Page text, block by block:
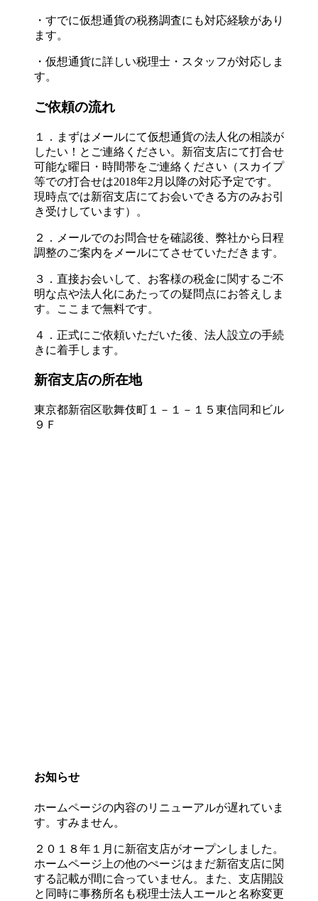
・すでに仮想通貨の税務調査にも対応経験があり
ます。
・仮想通貨に詳しい税理士・スタッフが対応しま
す。
ご依頼の流れ
１．まずはメールにて仮想通貨の法人化の相談が
したい！とご連絡ください。新宿支店にて打合せ
可能な曜日・時間帯をご連絡ください（スカイプ
等での打合せは2018年2月以降の対応予定です。
現時点では新宿支店にてお会いできる方のみお引
き受けしています）。
２．メールでのお問合せを確認後、弊社から日程
調整のご案内をメールにてさせていただきます。
３．直接お会いして、お客様の税金に関するご不
明な点や法人化にあたっての疑問点にお答えしま
す。ここまで無料です。
４．正式にご依頼いただいた後、法人設立の手続
きに着手します。
新宿支店の所在地
東京都新宿区歌舞伎町１－１－１５東信同和ビル
９Ｆ
お知らせ
ホームページの内容のリニューアルが遅れていま
す。すみません。
２０１８年１月に新宿支店がオープンしました。
ホームページ上の他のぺージはまだ新宿支店に関
する記載が間に合っていません。また、支店開設
と同時に事務所名も税理士法人エールと名称変更